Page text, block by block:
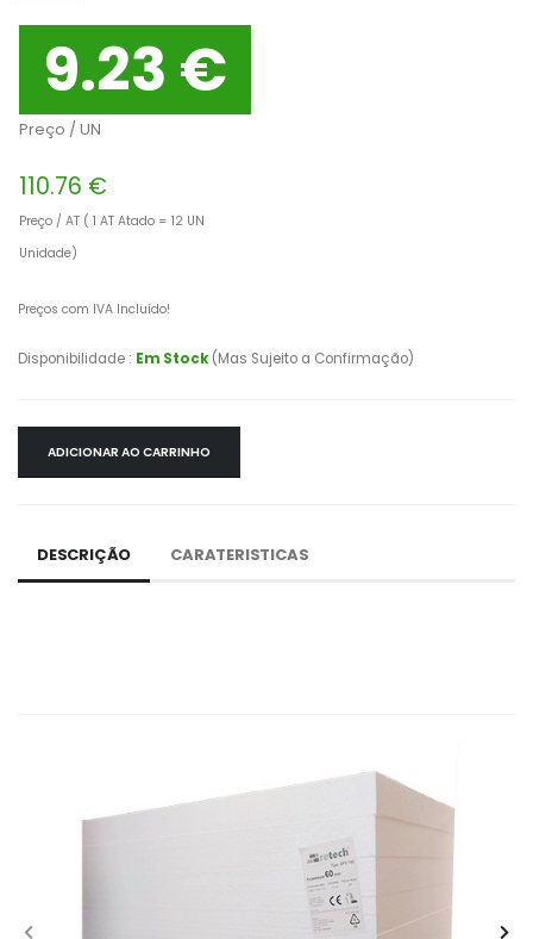
9.23 €
Preço / UN
110.76 €
Preço / AT ( 1 AT Atado = 12 UN
Unidade)
Preços com IVA Incluído!
Disponibilidade : Em Stock(Mas Sujeito a Confirmação)
ADICIONAR AO CARRINHO
DESCRIÇÃO CARATERISTICAS